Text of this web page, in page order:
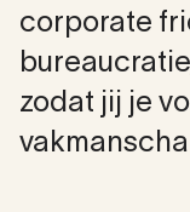
corporate
zodat jij je